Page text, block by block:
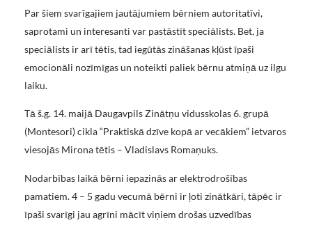
Par šiem svarīgajiem jautājumiem bērniem autoritatīvi,
saprotami un interesanti var pastāstīt speciālists. Bet, ja
speciālists ir arī tētis, tad iegūtās zināšanas kļūst īpaši
emocionāli nozīmīgas un noteikti paliek bērnu atmiņā uz ilgu
laiku.
Tā š.g. 14. maijā Daugavpils Zinātņu vidusskolas 6. grupā
(Montesori) cikla “Praktiskā dzīve kopā ar vecākiem” ietvaros
viesojās Mirona tētis – Vladislavs Romaņuks.
Nodarbības laikā bērni iepazinās ar elektrodrošības
pamatiem. 4 – 5 gadu vecumā bērni ir ļoti zinātkāri, tāpēc ir
īpaši svarīgi jau agrīni mācīt viņiem drošas uzvedības